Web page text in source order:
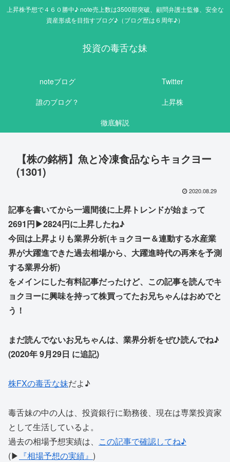
上昇株予想で４６０勝中♪ note売上数は3500部突破、顧問弁護士監修、安全な
資産形成を目指すブログ♪（ブログ歴は６周年♪）
投資の毒舌な妹
noteブログ
Twitter
誰のブログ？
上昇株
徹底解説
【株の銘柄】魚と冷凍食品ならキョクヨー
(1301)
2020.08.29
記事を書いてから一週間後に上昇トレンドが始まって
2691円▶2824円に上昇したね♪
今回は上昇よりも業界分析(キョクヨー＆連動する水産業
界が大躍進できた過去相場から、大躍進時代の再来を予測
する業界分析)
をメインにした有料記事だったけど、この記事を読んでキ
ョクヨーに興味を持って株買ってたお兄ちゃんはおめでと
う！
まだ読んでないお兄ちゃんは、業界分析をぜひ読んでね♪
(2020年 9月29日 に追記)
株FXの毒舌な妹だよ♪
毒舌妹の中の人は、投資銀行に勤務後、現在は専業投資家
として生活しているよ。
過去の相場予想実績は、 この記事で確認してね♪
(▶ 『相場予想の実績』 )